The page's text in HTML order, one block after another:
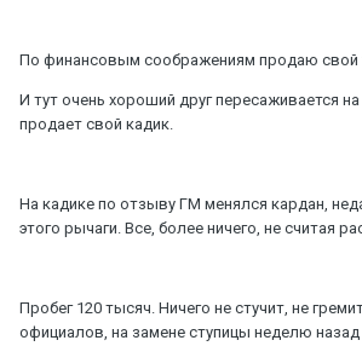
По финансовым соображениям продаю свой
И тут очень хороший друг пересаживается
продает свой кадик.
На кадике по отзыву ГМ менялся кардан,
этого рычаги. Все, более ничего, не считая
Пробег 120 тысяч. Ничего не стучит, не
официалов, на замене ступицы неделю назад